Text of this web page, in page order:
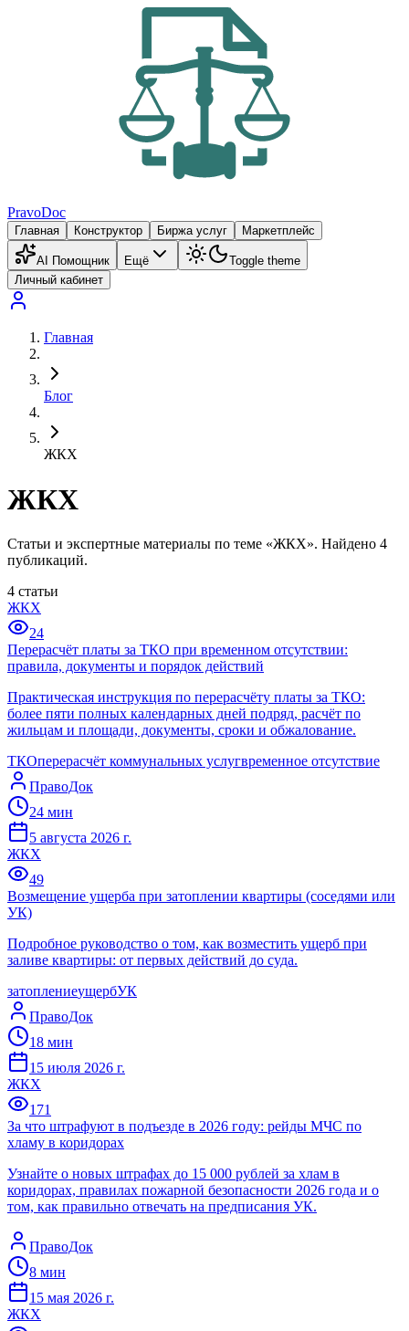
PravoDoc
Главная Конструктор Биржа услуг Маркетплейс
AI Помощник Ещё
Toggle theme
Личный кабинет
Главная
Блог
ЖКХ
ЖКХ
Статьи и экспертные материалы по теме «ЖКХ». Найдено 4
публикаций.
4 статьи
ЖКХ
24
Перерасчёт платы за ТКО при временном отсутствии:
правила, документы и порядок действий
Практическая инструкция по перерасчёту платы за ТКО:
более пяти полных календарных дней подряд, расчёт по
жильцам и площади, документы, сроки и обжалование.
ТКОперерасчёт коммунальных услугвременное отсутствие
ПравоДок
24 мин
5 августа 2026 г.
ЖКХ
49
Возмещение ущерба при затоплении квартиры (соседями или
УК)
Подробное руководство о том, как возместить ущерб при
заливе квартиры: от первых действий до суда.
затоплениеущербУК
ПравоДок
18 мин
15 июля 2026 г.
ЖКХ
171
За что штрафуют в подъезде в 2026 году: рейды МЧС по
хламу в коридорах
Узнайте о новых штрафах до 15 000 рублей за хлам в
коридорах, правилах пожарной безопасности 2026 года и о
том, как правильно отвечать на предписания УК.
ПравоДок
8 мин
15 мая 2026 г.
ЖКХ